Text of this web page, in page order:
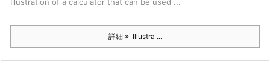
詳細 Illustra ...